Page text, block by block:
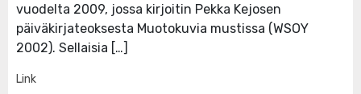
vuodelta 2009, jossa kirjoitin Pekka Kejosen
päiväkirjateoksesta Muotokuvia mustissa (WSOY
2002). Sellaisia […]
Link